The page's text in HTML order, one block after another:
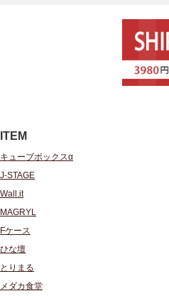
ITEM
キューブボックスα
J-STAGE
Wall.it
MAGRYL
Fケース
ひな壇
とりまる
メダカ食堂